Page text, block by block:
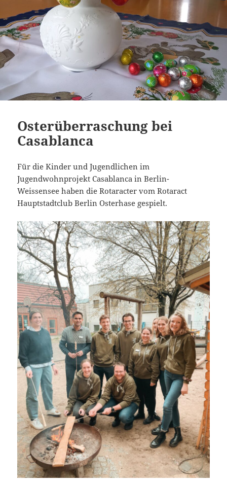
Osterüberraschung bei
Casablanca
Für die Kinder und Jugendlichen im
Jugendwohnprojekt Casablanca in Berlin-
Weissensee haben die Rotaracter vom Rotaract
Hauptstadtclub Berlin Osterhase gespielt.